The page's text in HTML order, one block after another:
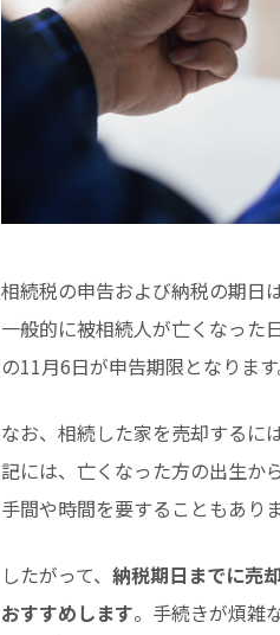
相続税の申告および納税の期日は
一般的に被相続人が亡くなった
の11月6日が申告期限となりま
なお、相続した家を売却するに
記には、亡くなった方の出生か
手間や時間を要することもありま
したがって、 納税期日までに売
おすすめします。手続きが煩雑